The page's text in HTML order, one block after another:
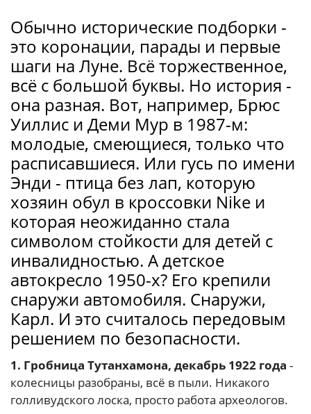
Обычно исторические подборки -
это коронации, парады и первые
шаги на Луне. Всё торжественное,
всё с большой буквы. Но история -
она разная. Вот, например, Брюс
Уиллис и Деми Мур в 1987-м:
молодые, смеющиеся, только что
расписавшиеся. Или гусь по имени
Энди - птица без лап, которую
хозяин обул в кроссовки Nike и
которая неожиданно стала
символом стойкости для детей с
инвалидностью. А детское
автокресло 1950-х? Его крепили
снаружи автомобиля. Снаружи,
Карл. И это считалось передовым
решением по безопасности.
1. Гробница Тутанхамона, декабрь 1922 года -
колесницы разобраны, всё в пыли. Никакого
голливудского лоска, просто работа археологов.